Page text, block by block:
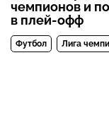
чемпионов и
в плей-офф
Футбол Лига